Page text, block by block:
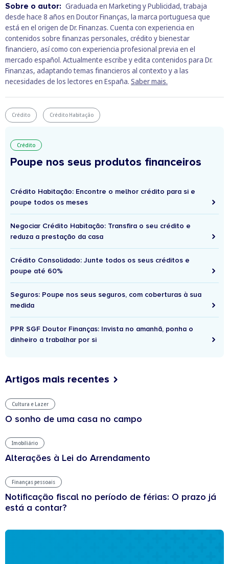
Sobre o autor: Graduada en Marketing y Publicidad, trabaja
desde hace 8 años en Doutor Finanças, la marca portuguesa que
está en el origen de Dr. Finanzas. Cuenta con experiencia en
contenidos sobre finanzas personales, crédito y bienestar
financiero, así como con experiencia profesional previa en el
mercado español. Actualmente escribe y edita contenidos para Dr.
Finanzas, adaptando temas financieros al contexto y a las
necesidades de los lectores en España. Saber mais.
Crédito Crédito Habitação
Crédito
Poupe nos seus produtos financeiros
Crédito Habitação: Encontre o melhor crédito para si e
poupe todos os meses
Negociar Crédito Habitação: Transfira o seu crédito e
reduza a prestação da casa
Crédito Consolidado: Junte todos os seus créditos e
poupe até 60%
Seguros: Poupe nos seus seguros, com coberturas à sua
medida
PPR SGF Doutor Finanças: Invista no amanhã, ponha o
dinheiro a trabalhar por si
Artigos mais recentes
Cultura e Lazer
O sonho de uma casa no campo
Imobiliário
Alterações à Lei do Arrendamento
Finanças pessoais
Notificação fiscal no período de férias: O prazo já
está a contar?